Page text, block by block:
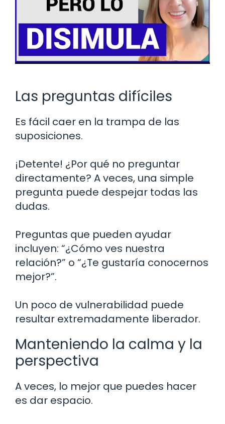
Las preguntas difíciles
Es fácil caer en la trampa de las
suposiciones.
¡Detente! ¿Por qué no preguntar
directamente? A veces, una simple
pregunta puede despejar todas las
dudas.
Preguntas que pueden ayudar
incluyen: “¿Cómo ves nuestra
relación?” o “¿Te gustaría conocernos
mejor?”.
Un poco de vulnerabilidad puede
resultar extremadamente liberador.
Manteniendo la calma y la
perspectiva
A veces, lo mejor que puedes hacer
es dar espacio.